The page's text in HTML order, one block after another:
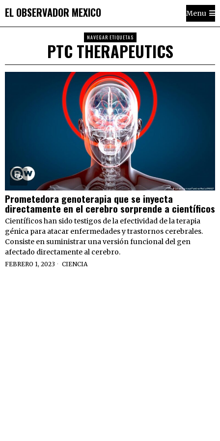
EL OBSERVADOR MEXICO Menu
NAVEGAR ETIQUETAS
PTC THERAPEUTICS
Prometedora genoterapia que se inyecta
directamente en el cerebro sorprende a científicos
Científicos han sido testigos de la efectividad de la terapia
génica para atacar enfermedades y trastornos cerebrales.
Consiste en suministrar una versión funcional del gen
afectado directamente al cerebro.
FEBRERO 1, 2023 CIENCIA